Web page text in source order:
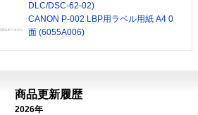
DLC/DSC-62-02)
CANON P-002 LBP用ラベル用紙 A4 0
面 (6055A006)
商品更新履歴
2026年